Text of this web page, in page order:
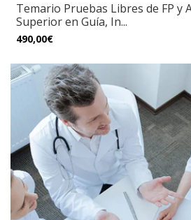
Temario Pruebas Libres de FP y
Superior en Guía, In...
490,00€